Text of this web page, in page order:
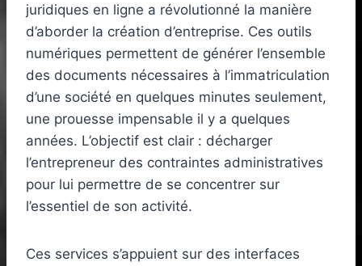
juridiques en ligne a révolutionné la manière
d’aborder la création d’entreprise. Ces outils
numériques permettent de générer l’ensemble
des documents nécessaires à l’immatriculation
d’une société en quelques minutes seulement,
une prouesse impensable il y a quelques
années. L’objectif est clair : décharger
l’entrepreneur des contraintes administratives
pour lui permettre de se concentrer sur
l’essentiel de son activité.
Ces services s’appuient sur des interfaces